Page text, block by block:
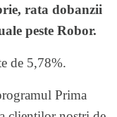
rata dobanzii
peste Robor.
de 5,78%.
Prima